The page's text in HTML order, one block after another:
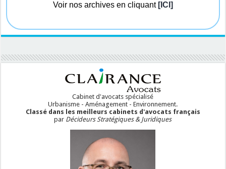
Voir nos archives en cliquant [ICI]
Cabinet d'avocats spécialisé
Urbanisme - Aménagement - Environnement.
Classé dans les meilleurs cabinets d'avocats français
par Décideurs Stratégiques & Juridiques